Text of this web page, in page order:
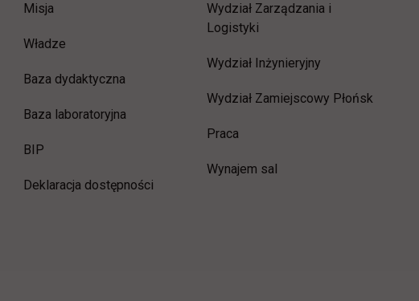
Misja
Władze
Baza dydaktyczna
Baza laboratoryjna
BIP
Deklaracja dostępności
Wydział Zarządzania i
Logistyki
Wydział Inżynieryjny
Wydział Zamiejscowy Płońsk
Pracalink otwiera się w nowej karcie
Wynajem sal